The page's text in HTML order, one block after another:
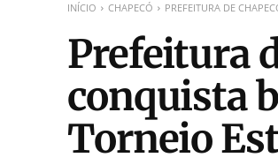
INÍCIO CHAPECÓ PREFEITURA DE
Prefeitura
conquista
Torneio